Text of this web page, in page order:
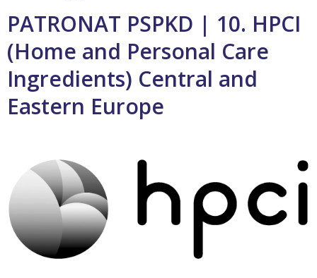
PATRONAT PSPKD | 10. HPCI
(Home and Personal Care
Ingredients) Central and
Eastern Europe